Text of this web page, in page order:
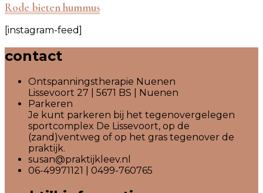
Rode bieten hummus
[instagram-feed]
contact
Ontspanningstherapie Nuenen
Lissevoort 27 | 5671 BS | Nuenen
Parkeren
Je kunt parkeren bij het tegenovergelegen
sportcomplex De Lissevoort, op de
(zand)ventweg of op het gras tegenover de
praktijk.
susan@praktijkleev.nl
06-49971121 | 0499-760765